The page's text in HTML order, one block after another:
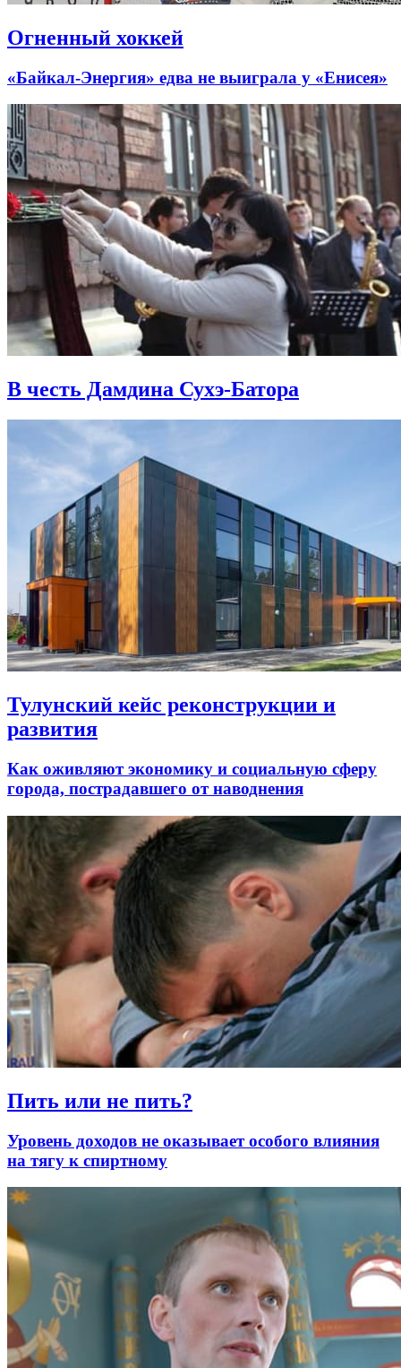
Огненный хоккей
«Байкал-Энергия» едва не выиграла у «Енисея»
В честь Дамдина Сухэ-Батора
Тулунский кейс реконструкции и
развития
Как оживляют экономику и социальную сферу
города, пострадавшего от наводнения
Пить или не пить?
Уровень доходов не оказывает особого влияния
на тягу к спиртному